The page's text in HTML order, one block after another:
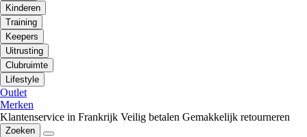
Kinderen
Training
Keepers
Uitrusting
Clubruimte
Lifestyle
Outlet
Merken
Klantenservice in Frankrijk Veilig betalen Gemakkelijk retourneren
Zoeken